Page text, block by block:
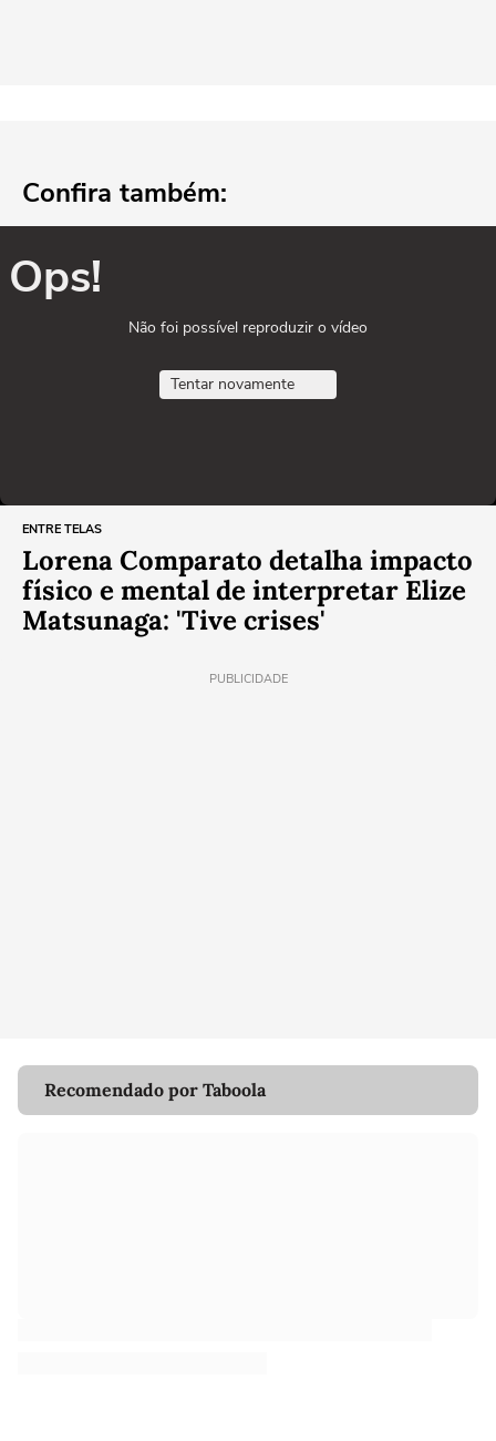
Confira também:
Ops!
Não foi possível reproduzir o vídeo
Tentar novamente
ENTRE TELAS
Lorena Comparato detalha impacto
físico e mental de interpretar Elize
Matsunaga: 'Tive crises'
PUBLICIDADE
Recomendado por Taboola